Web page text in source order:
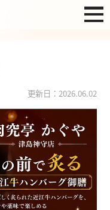
更新日：2026.06.02